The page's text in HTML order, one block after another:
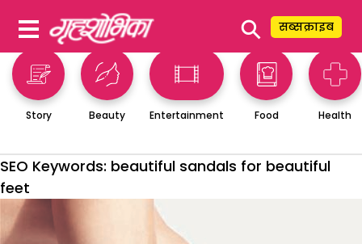
⚲ सब्सक्राइब
Story Beauty Entertainment Food Health
SEO Keywords: beautiful sandals for beautiful
feet